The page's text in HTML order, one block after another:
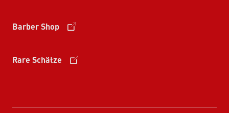
Barber Shop
Rare Schätze